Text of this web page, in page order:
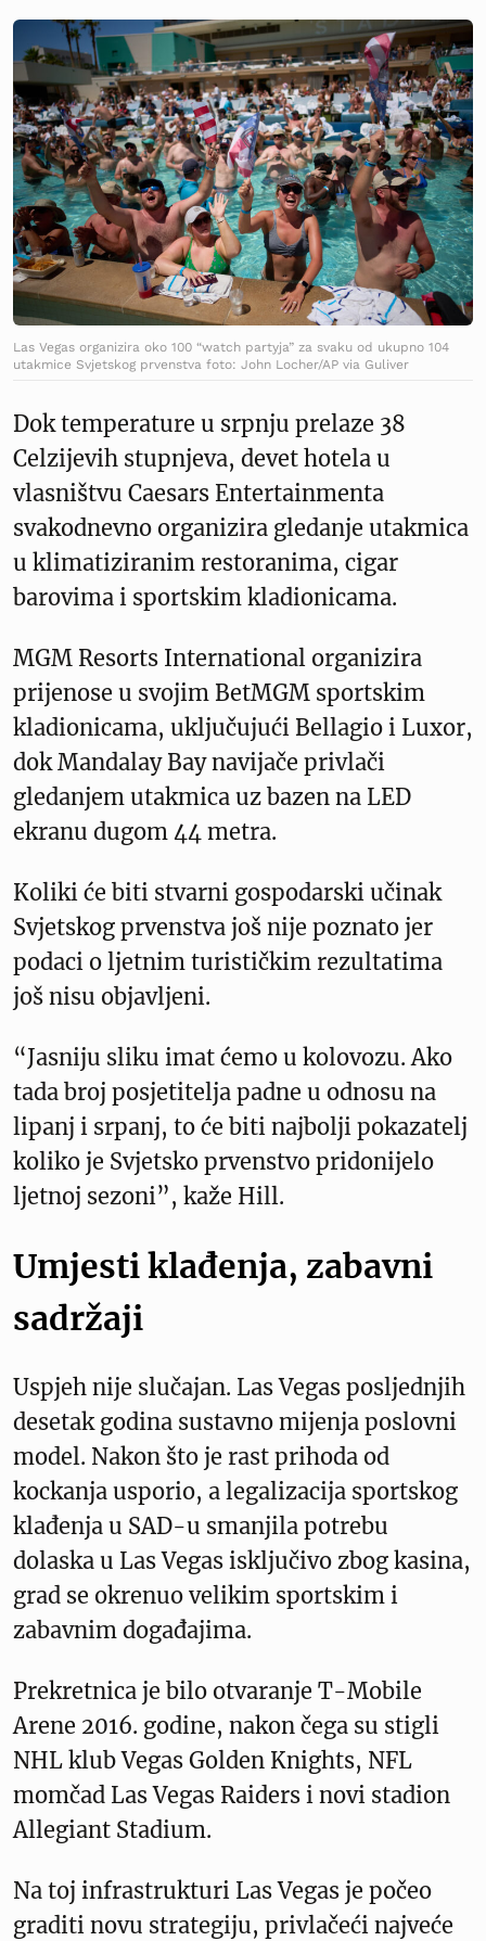
Las Vegas organizira oko 100 “watch partyja” za svaku od ukupno 104
utakmice Svjetskog prvenstva foto: John Locher/AP via Guliver
Dok temperature u srpnju prelaze 38
Celzijevih stupnjeva, devet hotela u
vlasništvu Caesars Entertainmenta
svakodnevno organizira gledanje utakmica
u klimatiziranim restoranima, cigar
barovima i sportskim kladionicama.
MGM Resorts International organizira
prijenose u svojim BetMGM sportskim
kladionicama, uključujući Bellagio i Luxor,
dok Mandalay Bay navijače privlači
gledanjem utakmica uz bazen na LED
ekranu dugom 44 metra.
Koliki će biti stvarni gospodarski učinak
Svjetskog prvenstva još nije poznato jer
podaci o ljetnim turističkim rezultatima
još nisu objavljeni.
“Jasniju sliku imat ćemo u kolovozu. Ako
tada broj posjetitelja padne u odnosu na
lipanj i srpanj, to će biti najbolji pokazatelj
koliko je Svjetsko prvenstvo pridonijelo
ljetnoj sezoni”, kaže Hill.
Umjesti klađenja, zabavni
sadržaji
Uspjeh nije slučajan. Las Vegas posljednjih
desetak godina sustavno mijenja poslovni
model. Nakon što je rast prihoda od
kockanja usporio, a legalizacija sportskog
klađenja u SAD-u smanjila potrebu
dolaska u Las Vegas isključivo zbog kasina,
grad se okrenuo velikim sportskim i
zabavnim događajima.
Prekretnica je bilo otvaranje T-Mobile
Arene 2016. godine, nakon čega su stigli
NHL klub Vegas Golden Knights, NFL
momčad Las Vegas Raiders i novi stadion
Allegiant Stadium.
Na toj infrastrukturi Las Vegas je počeo
graditi novu strategiju, privlačeći najveće